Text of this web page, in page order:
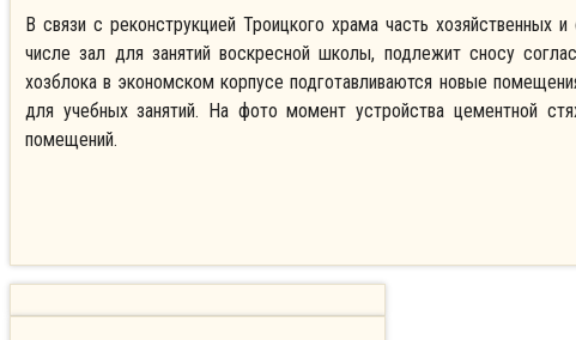
В связи с реконструкцией Троицкого храма часть
числе зал для занятий воскресной школы, подлежит сносу
хозблока в экономском корпусе подготавливаются новые
для учебных занятий. На фото момент устройства цементной
помещений.